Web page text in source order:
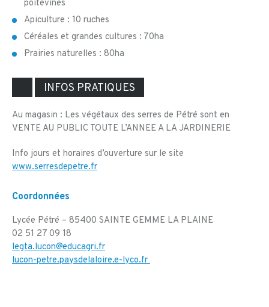
poitevines
Apiculture : 10 ruches
Céréales et grandes cultures : 70ha
Prairies naturelles : 80ha
INFOS PRATIQUES
Au magasin : Les végétaux des serres de Pétré sont en
VENTE AU PUBLIC TOUTE L’ANNEE A LA JARDINERIE
Info jours et horaires d’ouverture sur le site
www.serresdepetre.fr
Coordonnées
Lycée Pétré – 85400 SAINTE GEMME LA PLAINE
02 51 27 09 18
legta.lucon@educagri.fr
lucon-petre.paysdelaloire.e-lyco.fr